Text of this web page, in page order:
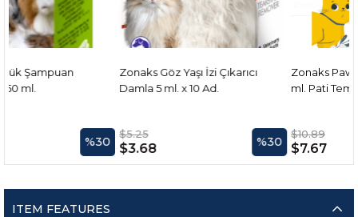
Zonaks Göz Yaşı İzi Çıkarıcı
Damla 5 ml. x 10 Ad.
Zonaks Paws Cleaning Foam
ml. Pati Temizleme Köpüğü
ITEM FEATURES